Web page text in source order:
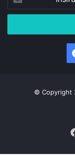
seu
endereço
e-
© Copyright